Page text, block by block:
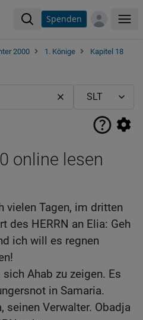
Spenden
2000 1. Könige
Kapitel 18
online lesen
vielen Tagen, im dritten
des HERRN an Elia: Geh
ich will es regnen
Ahab zu zeigen. Es
in Samaria.
seinen Verwalter. Obadja